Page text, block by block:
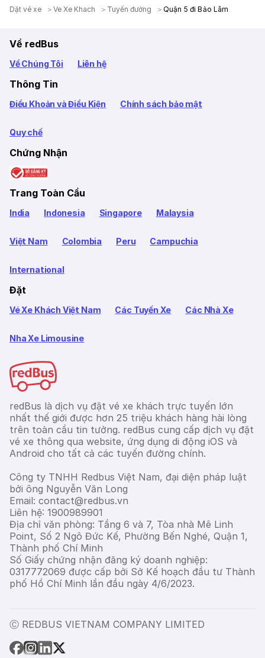
Dặt vé xe Ve Xe Khach Tuyến đường Quận 5 đi Bảo Lâm
Về redBus
Về Chúng Tôi Liên hệ
Thông Tin
Điều Khoản và Điều Kiện Chính sách bảo mật
Quy chế
Chứng Nhận
Trang Toàn Cầu
India Indonesia Singapore Malaysia
Việt Nam Colombia Peru Campuchia
International
Đặt
Vé Xe Khách Việt Nam Các Tuyến Xe Các Nhà Xe
Nha Xe Limousine
redBus là dịch vụ đặt vé xe khách trực tuyến lớn
nhất thế giới được hơn 25 triệu khách hàng hài lòng
trên toàn cầu tin tưởng. redBus cung cấp dịch vụ đặt
vé xe thông qua website, ứng dụng di động iOS và
Android cho tất cả các tuyến đường chính.
Công ty TNHH Redbus Việt Nam, đại diện pháp luật
bởi ông Nguyễn Văn Long
Email: contact@redbus.vn
Liên hệ: 1900989901
Địa chỉ văn phòng: Tầng 6 và 7, Tòa nhà Mê Linh
Point, Số 2 Ngô Đức Kế, Phường Bến Nghé, Quận 1,
Thành phố Chí Minh
Số Giấy chứng nhận đăng ký doanh nghiệp:
0317772069 được cấp bởi Sở Kế hoạch đầu tư Thành
phố Hồ Chí Minh lần đầu ngày 4/6/2023.
Ⓒ REDBUS VIETNAM COMPANY LIMITED